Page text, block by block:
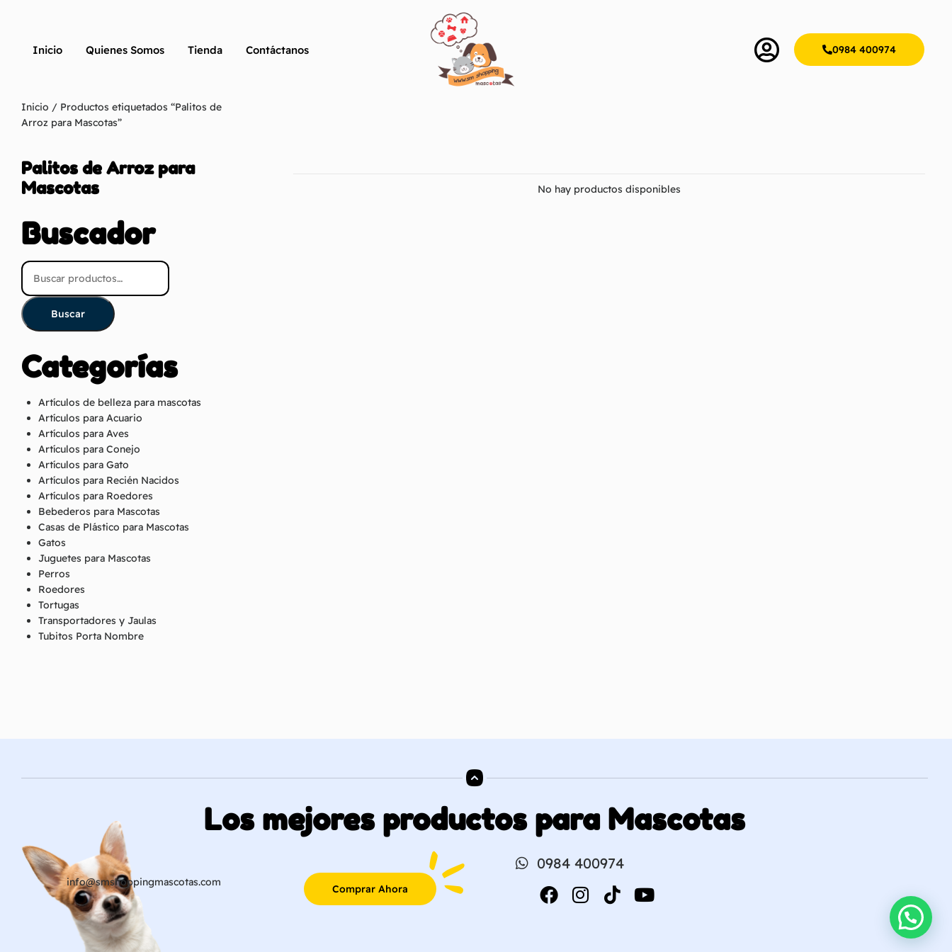
Inicio Quienes Somos Tienda Contáctanos 0984 400974
Inicio / Productos etiquetados “Palitos de
Arroz para Mascotas”
Palitos de Arroz para
Mascotas
Buscador
Buscar
Categorías
Artículos de belleza para mascotas
Artículos para Acuario
Artículos para Aves
Artículos para Conejo
Artículos para Gato
Artículos para Recién Nacidos
Artículos para Roedores
Bebederos para Mascotas
Casas de Plástico para Mascotas
Gatos
Juguetes para Mascotas
Perros
Roedores
Tortugas
Transportadores y Jaulas
Tubitos Porta Nombre
No hay productos disponibles
Los mejores productos para Mascotas
info@smshoppingmascotas.com
Comprar Ahora
0984 400974